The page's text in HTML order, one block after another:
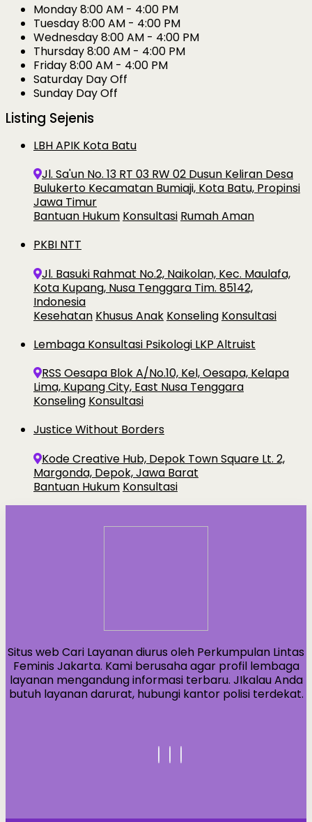
Monday8:00 AM - 4:00 PM
Tuesday8:00 AM - 4:00 PM
Wednesday8:00 AM - 4:00 PM
Thursday8:00 AM - 4:00 PM
Friday8:00 AM - 4:00 PM
Saturday Day Off
Sunday Day Off
Listing Sejenis
LBH APIK Kota Batu
Jl. Sa'un No. 13 RT 03 RW 02 Dusun Keliran Desa
Bulukerto Kecamatan Bumiaji, Kota Batu, Propinsi
Jawa Timur
Bantuan Hukum Konsultasi Rumah Aman
PKBI NTT
Jl. Basuki Rahmat No.2, Naikolan, Kec. Maulafa,
Kota Kupang, Nusa Tenggara Tim. 85142,
Indonesia
Kesehatan Khusus Anak Konseling Konsultasi
Lembaga Konsultasi Psikologi LKP Altruist
RSS Oesapa Blok A/No.10, Kel, Oesapa, Kelapa
Lima, Kupang City, East Nusa Tenggara
Konseling Konsultasi
Justice Without Borders
Kode Creative Hub, Depok Town Square Lt. 2,
Margonda, Depok, Jawa Barat
Bantuan Hukum Konsultasi
Situs web Cari Layanan diurus oleh Perkumpulan Lintas
Feminis Jakarta. Kami berusaha agar profil lembaga
layanan mengandung informasi terbaru. JIkalau Anda
butuh layanan darurat, hubungi kantor polisi terdekat.